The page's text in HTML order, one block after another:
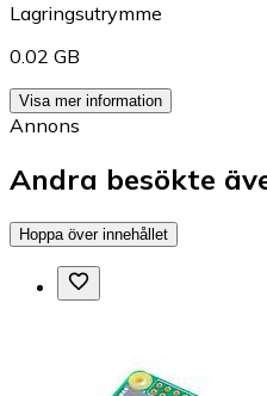
Lagringsutrymme
0.02 GB
Visa mer information
Annons
Andra besökte
Hoppa över innehållet